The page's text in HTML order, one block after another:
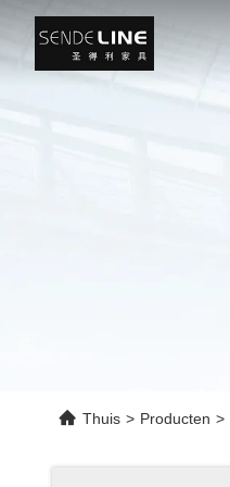
Thuis > Producten >